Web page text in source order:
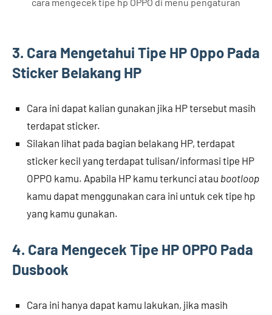
3. Cara Mengetahui Tipe HP Oppo Pada
Sticker Belakang HP
Cara ini dapat kalian gunakan jika HP tersebut masih
terdapat sticker.
Silakan lihat pada bagian belakang HP, terdapat
sticker kecil yang terdapat tulisan/informasi tipe HP
OPPO kamu. Apabila HP kamu terkunci atau bootloop
kamu dapat menggunakan cara ini untuk cek tipe hp
yang kamu gunakan.
4. Cara Mengecek Tipe HP OPPO Pada
Dusbook
Cara ini hanya dapat kamu lakukan, jika masih